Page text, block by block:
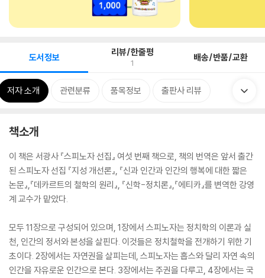
도서정보 리뷰/한줄평
1 배송/반품/교환
저자 소개 관련분류 품목정보 출판사 리뷰
책소개
이 책은 서광사 『스피노자 선집』 여섯 번째 책으로, 책의 번역은 앞서 출간
된 스피노자 선집 『지성 개선론』, 『신과 인간과 인간의 행복에 대한 짧은
논문』,『데카르트의 철학의 원리』, 『신학-정치론』,『에티카』를 변역한 강영
계 교수가 맡았다.
모두 11장으로 구성되어 있으며, 1장에서 스피노자는 정치학의 이론과 실
천, 인간의 정서와 본성을 살핀다. 이것들은 정치철학을 전개하기 위한 기
초이다. 2장에서는 자연권을 살피는데, 스피노자는 홉스와 달리 자연 속의
인간을 자유로운 인간으로 본다. 3장에서는 주권을 다루고, 4장에서는 국